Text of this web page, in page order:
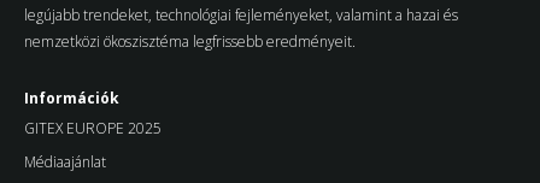
legújabb trendeket, technológiai fejleményeket, valamint a hazai és
nemzetközi ökoszisztéma legfrissebb eredményeit.
Információk
GITEX EUROPE 2025
Médiaajánlat